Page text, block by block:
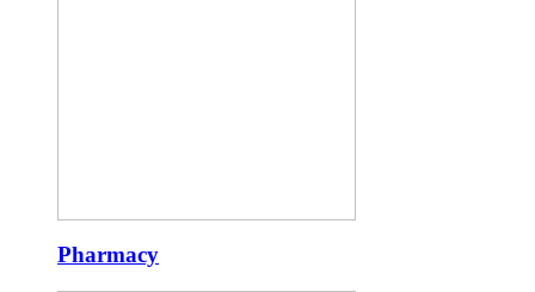
Pharmacy